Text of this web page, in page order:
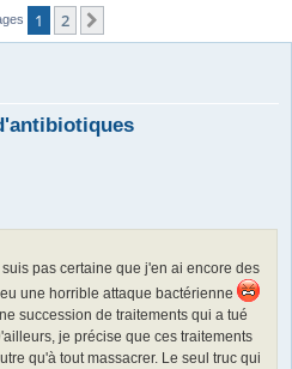
1 2
pas certaine que j'en ai encore des
une horrible attaque bactérienne
succession de traitements qui a tué
je précise que ces traitements
qu'à tout massacrer. Le seul truc qui